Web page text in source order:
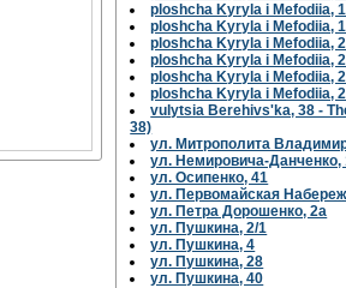
ploshcha Kyryla i Mefodiia,
ploshcha Kyryla i Mefodiia,
ploshcha Kyryla i Mefodiia,
ploshcha Kyryla i Mefodiia,
ploshcha Kyryla i Mefodiia,
ploshcha Kyryla i Mefodiia,
vulytsia Berehivs'ka, 38 -
38)
ул. Митрополита
ул. Немировича-Данченко,
ул. Осипенко, 41
ул. Первомайская
ул. Петра Дорошенко, 2а
ул. Пушкина, 2/1
ул. Пушкина, 4
ул. Пушкина, 28
ул. Пушкина, 40